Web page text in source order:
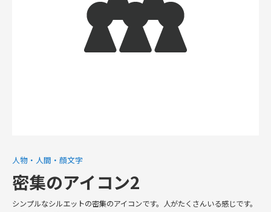
人物・人間・顔文字
密集のアイコン2
シンプルなシルエットの密集のアイコンです。人がたくさんいる感じです。